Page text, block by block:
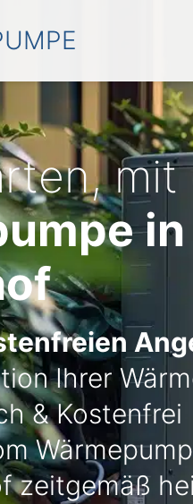
mit
Ihrer
& Kostenfrei
zeitgemäß